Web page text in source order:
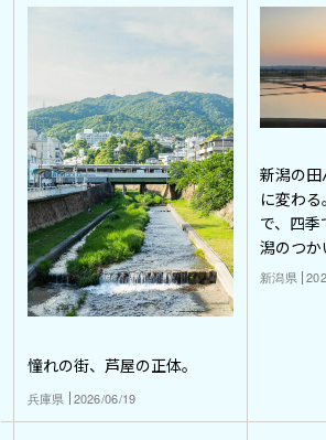
憧れの街、芦屋の正体。
兵庫県 2026/06/19
新潟の
に変わ
で、四
潟のつか
新潟県